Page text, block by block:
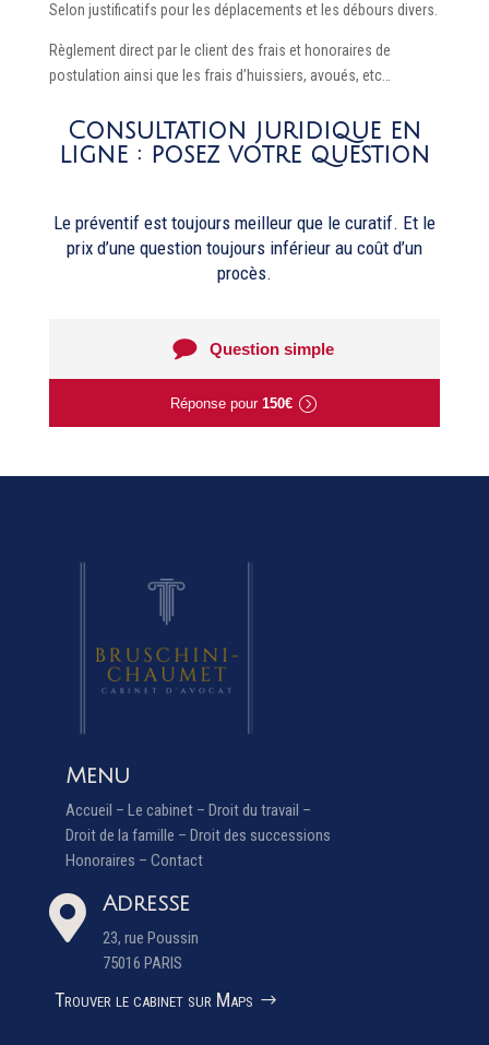
Selon justificatifs pour les déplacements et les débours divers.
Règlement direct par le client des frais et honoraires de
postulation ainsi que les frais d’huissiers, avoués, etc…
Consultation juridique en
ligne : posez votre question
Le préventif est toujours meilleur que le curatif. Et le
prix d’une question toujours inférieur au coût d’un
procès.
Question simple
Réponse pour 150€
Menu
Accueil – Le cabinet– Droit du travail –
Droit de la famille – Droit des successions
Honoraires – Contact
 Adresse
23, rue Poussin
75016 PARIS
Trouver le cabinet sur Maps